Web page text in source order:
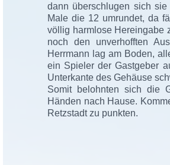
dann überschlugen sich
Male die 12 umrundet, da
völlig harmlose Hereingabe
noch den unverhofften
Herrmann lag am Boden,
ein Spieler der Gastgeber
Unterkante des Gehäuse
Somit belohnten sich die
Händen nach Hause.
Retzstadt zu punkten.